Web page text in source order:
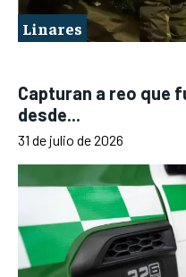
Linares
Capturan a reo que
desde...
31 de julio de 2026